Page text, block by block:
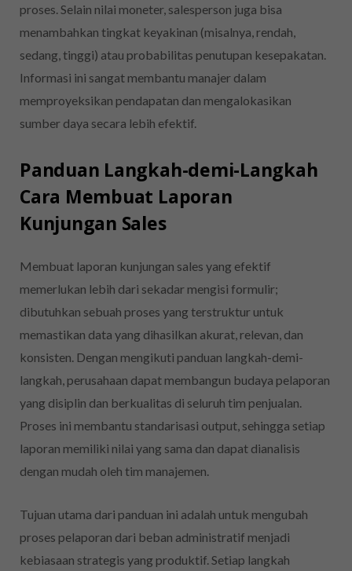
proses. Selain nilai moneter, salesperson juga bisa
menambahkan tingkat keyakinan (misalnya, rendah,
sedang, tinggi) atau probabilitas penutupan kesepakatan.
Informasi ini sangat membantu manajer dalam
memproyeksikan pendapatan dan mengalokasikan
sumber daya secara lebih efektif.
Panduan Langkah-demi-Langkah
Cara Membuat Laporan
Kunjungan Sales
Membuat laporan kunjungan sales yang efektif
memerlukan lebih dari sekadar mengisi formulir;
dibutuhkan sebuah proses yang terstruktur untuk
memastikan data yang dihasilkan akurat, relevan, dan
konsisten. Dengan mengikuti panduan langkah-demi-
langkah, perusahaan dapat membangun budaya pelaporan
yang disiplin dan berkualitas di seluruh tim penjualan.
Proses ini membantu standarisasi output, sehingga setiap
laporan memiliki nilai yang sama dan dapat dianalisis
dengan mudah oleh tim manajemen.
Tujuan utama dari panduan ini adalah untuk mengubah
proses pelaporan dari beban administratif menjadi
kebiasaan strategis yang produktif. Setiap langkah